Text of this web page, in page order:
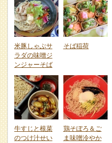
米豚しゃぶサ
ラダの味噌ジ
ンジャーそば
そば稲荷
牛すじと根菜
のつけ汁せい
鶏そぼろ＆ご
ま味噌冷やか